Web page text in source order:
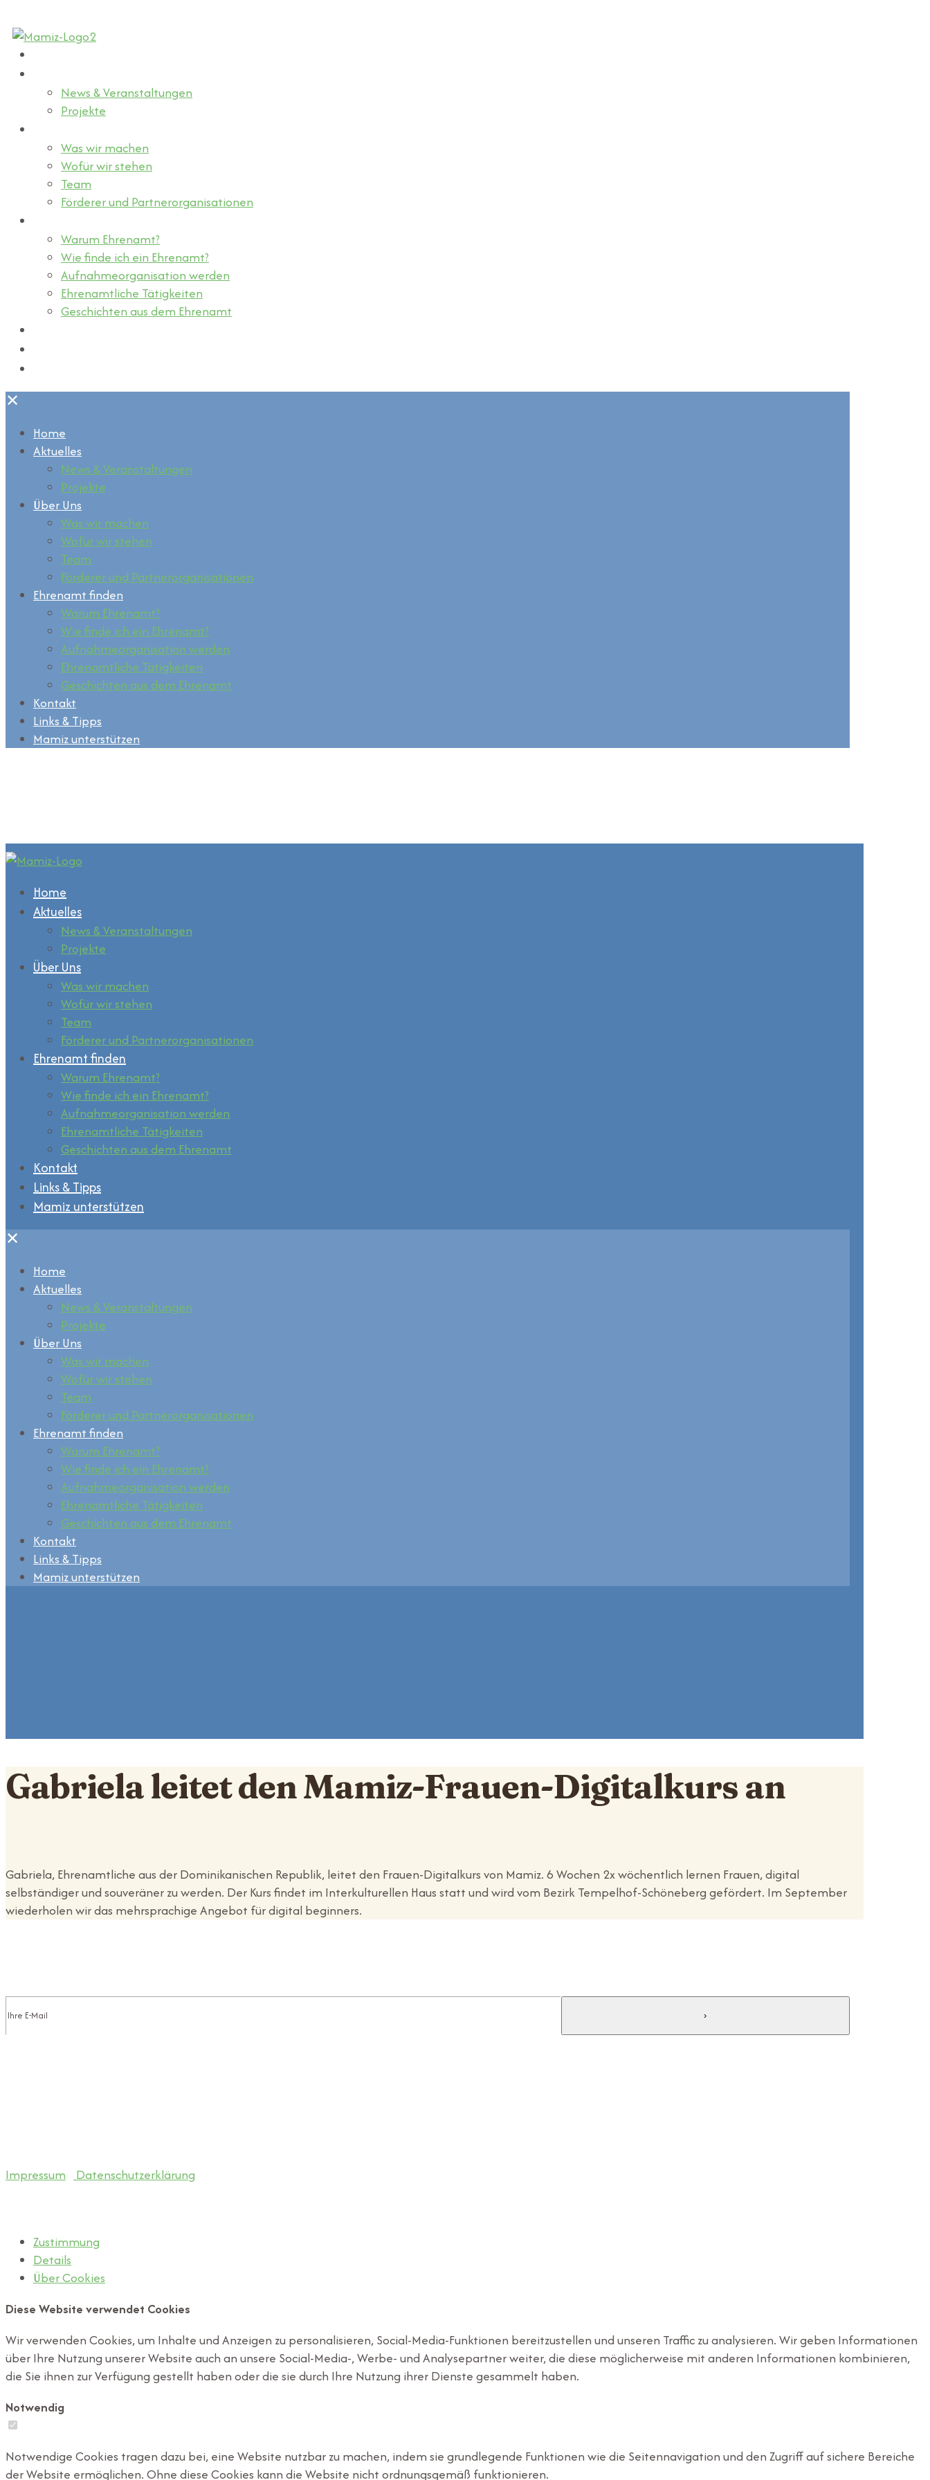
News & Veranstaltungen
Projekte
Was wir machen
Wofür wir stehen
Team
Förderer und Partnerorganisationen
Warum Ehrenamt?
Wie finde ich ein Ehrenamt?
Aufnahmeorganisation werden
Ehrenamtliche Tätigkeiten
Geschichten aus dem Ehrenamt
✕
Home
Aktuelles
News & Veranstaltungen
Projekte
Über Uns
Was wir machen
Wofür wir stehen
Team
Förderer und Partnerorganisationen
Ehrenamt finden
Warum Ehrenamt?
Wie finde ich ein Ehrenamt?
Aufnahmeorganisation werden
Ehrenamtliche Tätigkeiten
Geschichten aus dem Ehrenamt
Kontakt
Links & Tipps
Mamiz unterstützen
Home
Aktuelles
News & Veranstaltungen
Projekte
Über Uns
Was wir machen
Wofür wir stehen
Team
Förderer und Partnerorganisationen
Ehrenamt finden
Warum Ehrenamt?
Wie finde ich ein Ehrenamt?
Aufnahmeorganisation werden
Ehrenamtliche Tätigkeiten
Geschichten aus dem Ehrenamt
Kontakt
Links & Tipps
Mamiz unterstützen
✕
Home
Aktuelles
News & Veranstaltungen
Projekte
Über Uns
Was wir machen
Wofür wir stehen
Team
Förderer und Partnerorganisationen
Ehrenamt finden
Warum Ehrenamt?
Wie finde ich ein Ehrenamt?
Aufnahmeorganisation werden
Ehrenamtliche Tätigkeiten
Geschichten aus dem Ehrenamt
Kontakt
Links & Tipps
Mamiz unterstützen
Gabriela leitet den Mamiz-Frauen-Digitalkurs an
Gabriela, Ehrenamtliche aus der Dominikanischen Republik, leitet den Frauen-Digitalkurs von Mamiz. 6 Wochen 2x wöchentlich lernen Frauen, digital
selbständiger und souveräner zu werden. Der Kurs findet im Interkulturellen Haus statt und wird vom Bezirk Tempelhof-Schöneberg gefördert. Im September
wiederholen wir das mehrsprachige Angebot für digital beginners.
Impressum
Datenschutzerklärung
Zustimmung
Details
ÜberCookies
Diese Website verwendet Cookies
Wir verwenden Cookies, um Inhalte und Anzeigen zu personalisieren, Social-Media-Funktionen bereitzustellen und unseren Traffic zu analysieren. Wir geben Informationen
über Ihre Nutzung unserer Website auch an unsere Social-Media-, Werbe- und Analysepartner weiter, die diese möglicherweise mit anderen Informationen kombinieren,
die Sie ihnen zur Verfügung gestellt haben oder die sie durch Ihre Nutzung ihrer Dienste gesammelt haben.
Notwendig
Notwendige Cookies tragen dazu bei, eine Website nutzbar zu machen, indem sie grundlegende Funktionen wie die Seitennavigation und den Zugriff auf sichere Bereiche
der Website ermöglichen. Ohne diese Cookies kann die Website nicht ordnungsgemäß funktionieren.